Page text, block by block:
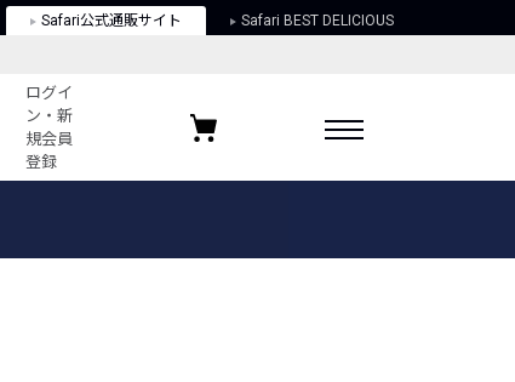
Safari公式通販サイト Safari BEST DELICIOUS
ログイ
ン・新
規会員
登録
お気に入りブランド